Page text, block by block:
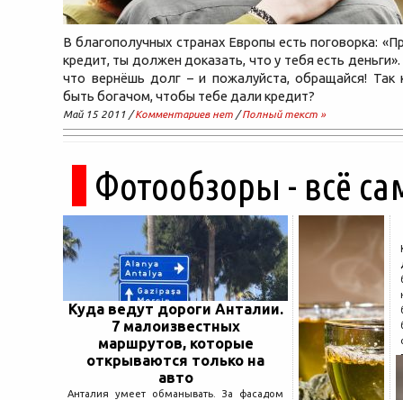
В благополучных странах Европы есть поговорка:
кредит, ты должен доказать, что у тебя есть
что вернёшь долг – и пожалуйста, обращайся! Так
быть богачом, чтобы тебе дали кредит?
Май 15 2011 /Комментариев нет /Полный текст »
Фотообзоры - всё
Куда ведут дороги Анталии.
7 малоизвестных
маршрутов, которые
открываются только на
авто
Анталия умеет обманывать. За фасадом